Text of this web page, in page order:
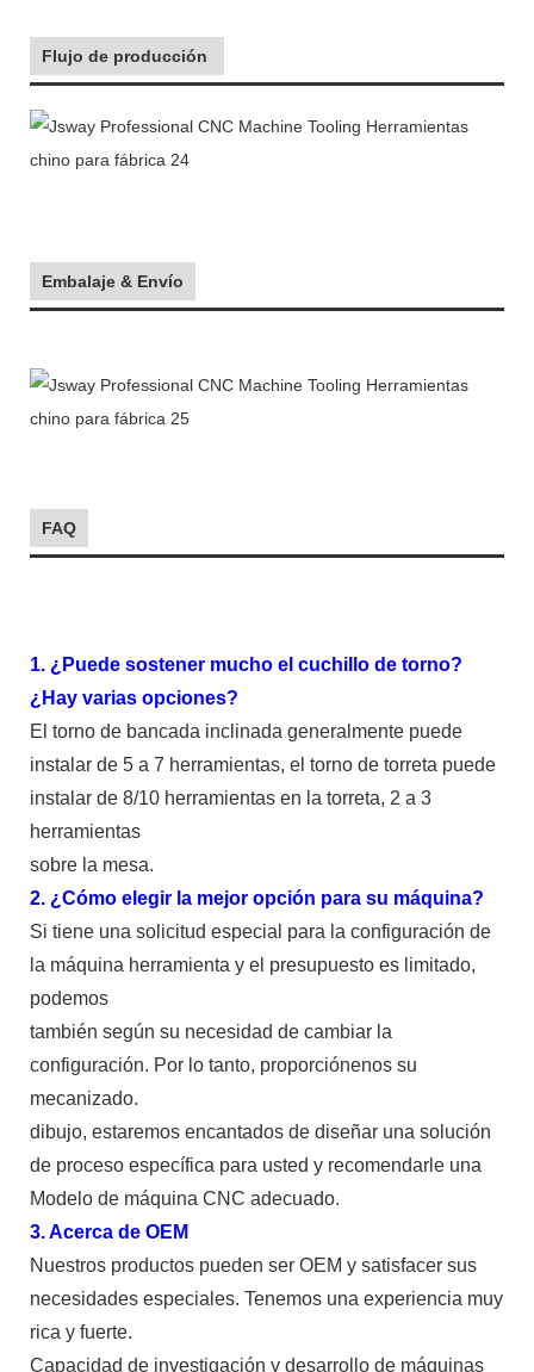
Flujo de producción
Embalaje & Envío
FAQ
1. ¿Puede sostener mucho el cuchillo de torno?
¿Hay varias opciones?
El torno de bancada inclinada generalmente puede
instalar de 5 a 7 herramientas, el torno de torreta puede
instalar de 8/10 herramientas en la torreta, 2 a 3
herramientas
sobre la mesa.
2. ¿Cómo elegir la mejor opción para su máquina?
Si tiene una solicitud especial para la configuración de
la máquina herramienta y el presupuesto es limitado,
podemos
también según su necesidad de cambiar la
configuración. Por lo tanto, proporciónenos su
mecanizado.
dibujo, estaremos encantados de diseñar una solución
de proceso específica para usted y recomendarle una
Modelo de máquina CNC adecuado.
3. Acerca de OEM
Nuestros productos pueden ser OEM y satisfacer sus
necesidades especiales. Tenemos una experiencia muy
rica y fuerte.
Capacidad de investigación y desarrollo de máquinas